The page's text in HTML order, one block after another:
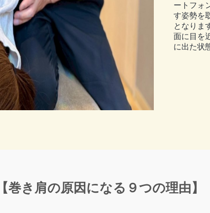
ートフォ
す姿勢を
となりま
面に目を
に出た状
【巻き肩の原因になる９つの理由】